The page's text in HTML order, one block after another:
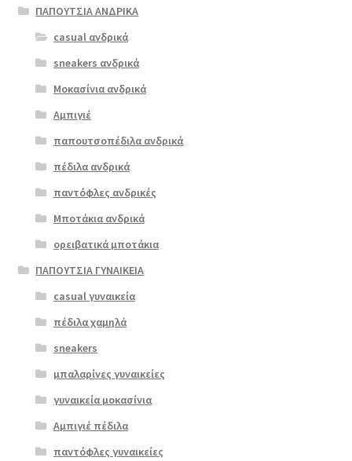
commancher
o 815 μπλέ
€85.00
έχει
πολλαπλές
επιλογές
μπορούν
επιλεγούν
στη
σελίδα
προϊόντος
ΠΑΠΟΥΤΣΙΑ ΑΝΔΡΙΚΑ
casual ανδρικά
sneakers ανδρικά
Μοκασίνια ανδρικά
Αμπιγιέ
παπουτσοπέδιλα ανδρικά
πέδιλα ανδρικά
παντόφλες ανδρικές
Μποτάκια ανδρικά
ορειβατικά μποτάκια
ΠΑΠΟΥΤΣΙΑ ΓΥΝΑΙΚΕΙΑ
casual γυναικεία
πέδιλα χαμηλά
sneakers
μπαλαρίνες γυναικείες
γυναικεία μοκασίνια
Αμπιγιέ πέδιλα
παντόφλες γυναικείες